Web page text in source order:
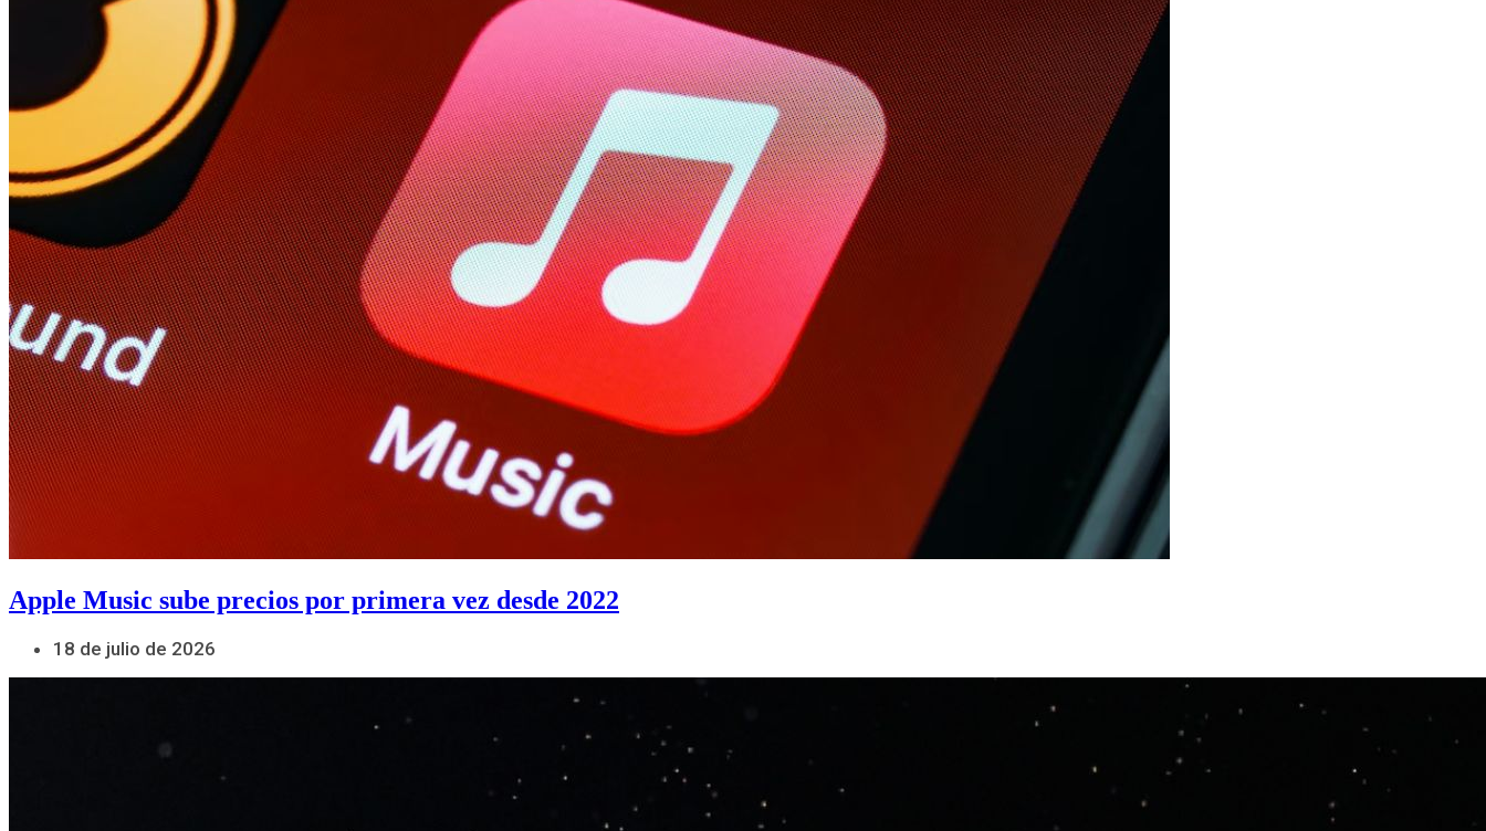
Apple Music sube precios por primera vez desde 2022
18 de julio de 2026